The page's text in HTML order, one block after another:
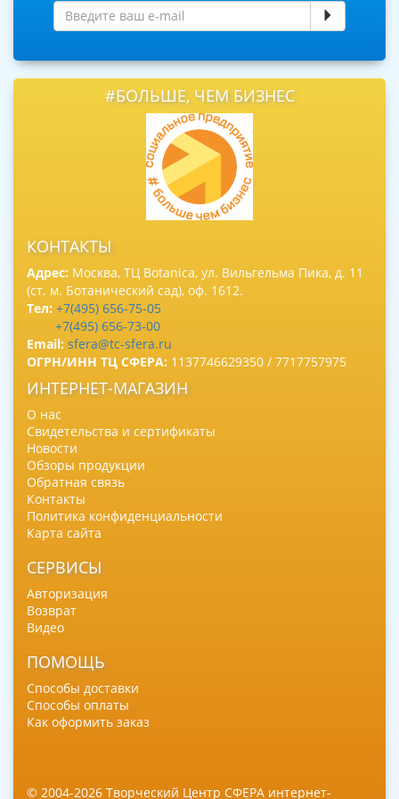
#БОЛЬШЕ, ЧЕМ БИЗНЕС
КОНТАКТЫ
Адрес: Москва, ТЦ Botanica, ул. Вильгельма Пика, д. 11
(ст. м. Ботанический сад), оф. 1612.
Тел: +7(495) 656-75-05
+7(495) 656-73-00
Email: sfera@tc-sfera.ru
ОГРН/ИНН ТЦ СФЕРА: 1137746629350 / 7717757975
ИНТЕРНЕТ-МАГАЗИН
О нас
Свидетельства и сертификаты
Новости
Обзоры продукции
Обратная связь
Контакты
Политика конфиденциальности
Карта сайта
СЕРВИСЫ
Авторизация
Возврат
Видео
ПОМОЩЬ
Способы доставки
Способы оплаты
Как оформить заказ
© 2004-2026 Творческий Центр СФЕРА интернет-